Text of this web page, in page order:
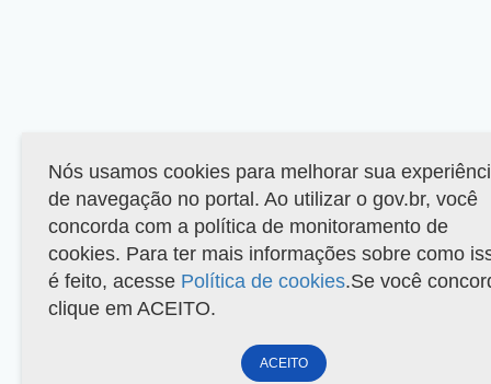
Nós usamos cookies para melhorar sua
de navegação no portal. Ao utilizar o gov.br, você
concorda com a política de monitoramento de
cookies. Para ter mais informações sobre como
é feito, acesse Política de cookies.Se você
clique em ACEITO.
ACEITO